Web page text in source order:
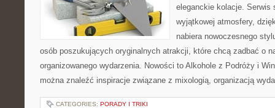
eleganckie kolacje. Serwis
wyjątkowej atmosfery,
nabiera nowoczesnego
osób poszukujących oryginalnych atrakcji, które chcą zadbać o
organizowanego wydarzenia. Nowości to Alkohole z Podróży i
można znaleźć inspiracje związane z mixologią, organizacją
CATEGORIES: PORADY I TRIKI